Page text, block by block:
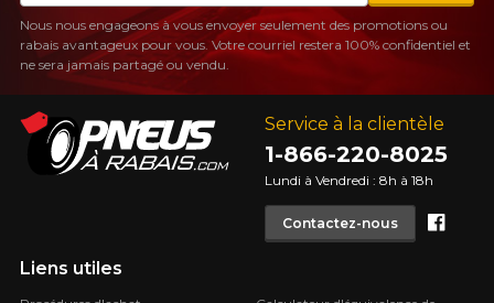
Service à la clientèle
1-866-220-8025
Lundi à Vendredi : 8h à 18h
Contactez-nous
Liens utiles
Nous nous engageons à vous envoyer seulement des promotions ou
rabais avantageux pour vous. Votre courriel restera 100% confidentiel et
ne sera jamais partagé ou vendu.